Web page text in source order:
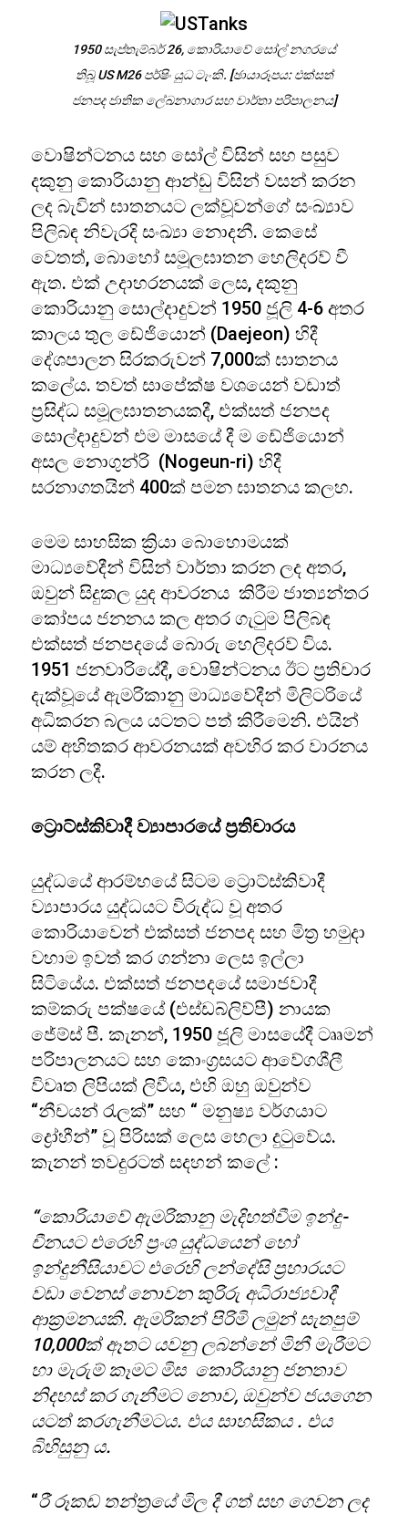
1950 සැප්තැම්බර් 26, කොරියාවේ සෝල් නගරයේ
තිබූ US M26 පර්ෂිං යුධ ටැංකි. [ඡායාරූපය: එක්සත්
ජනපද ජාතික ලේඛනාගාර සහ වාර්තා පරිපාලනය]
වොෂින්ටනය සහ සෝල් විසින් සහ පසුව
දකුනු කොරියානු ආන්ඩු විසින් වසන් කරන
ලද බැවින් ඝාතනයට ලක්වූවන්ගේ සංඛ්‍යාව
පිලිබඳ නිවැරදි සංඛ්‍යා නොදනී. කෙසේ
වෙතත්, බොහෝ සමූලඝාතන හෙලිදරව් වී
ඇත. එක් උදාහරනයක් ලෙස, දකුනු
කොරියානු සොල්දාදුවන් 1950 ජූලි 4-6 අතර
කාලය තුල ඩේජියොන් (Daejeon) හිදී
දේශපාලන සිරකරුවන් 7,000ක් ඝාතනය
කලේය. තවත් සාපේක්ෂ වශයෙන් වඩාත්
ප්‍රසිද්ධ සමූලඝාතනයකදී, එක්සත් ජනපද
සොල්දාදුවන් එම මාසයේ දී ම ඩේජියොන්
අසල නොගුන්රි (Nogeun-ri) හිදී
සරනාගතයින් 400ක් පමන ඝාතනය කලහ.
මෙම සාහසික ක්‍රියා බොහොමයක්
මාධ්‍යවේදීන් විසින් වාර්තා කරන ලද අතර,
ඔවුන් සිදුකල යුද ආවරනය කිරීම ජාත්‍යන්තර
කෝපය ජනනය කල අතර ගැටුම පිලිබඳ
එක්සත් ජනපදයේ බොරු හෙලිදරව් විය.
1951 ජනවාරියේදී, වොෂින්ටනය ඊට ප්‍රතිචාර
දැක්වූයේ ඇමරිකානු මාධ්‍යවේදීන් මිලිටරියේ
අධිකරන බලය යටතට පත් කිරීමෙනි. එයින්
යම් අහිතකර ආවරනයක් අවහිර කර වාරනය
කරන ලදී.
ට්‍රොට්ස්කිවාදී ව්‍යාපාරයේ ප්‍රතිචාරය
යුද්ධයේ ආරම්භයේ සිටම ට්‍රොට්ස්කිවාදී
ව්‍යාපාරය යුද්ධයට විරුද්ධ වූ අතර
කොරියාවෙන් එක්සත් ජනපද සහ මිත්‍ර හමුදා
වහාම ඉවත් කර ගන්නා ලෙස ඉල්ලා
සිටියේය. එක්සත් ජනපදයේ සමාජවාදී
කම්කරු පක්ෂයේ (එස්ඩබ්ලිව්පී) නායක
ජේම්ස් පී. කැනන්, 1950 ජූලි මාසයේදී ටෲමන්
පරිපාලනයට සහ කොංග්‍රසයට ආවේගශීලී
විවෘත ලිපියක් ලිවීය, එහි ඔහු ඔවුන්ව
“නීචයන් රැලක්” සහ “ මනුෂ්‍ය වර්ගයාට
ද්‍රෝහීන්” වූ පිරිසක් ලෙස හෙලා දුටුවේය.
කැනන් තවදුරටත් සදහන් කලේ :
“කොරියාවේ ඇමරිකානු මැදිහත්වීම ඉන්දු-
චීනයට එරෙහි ප්‍රංශ යුද්ධයෙන් හෝ
ඉන්දුනීසියාවට එරෙහි ලන්දේසි ප්‍රහාරයට
වඩා වෙනස් නොවන කුරිරු අධිරාජ්‍යවාදී
ආක්‍රමනයකි. ඇමරිකන් පිරිමි ලමුන් සැතපුම්
10,000ක් ඈතට යවනු ලබන්නේ මිනී මැරීමට
හා මැරුම් කෑමට මිස කොරියානු ජනතාව
නිදහස් කර ගැනීමට නොව, ඔවුන්ව ජයගෙන
යටත් කරගැනීමටය. එය සාහසිකය . එය
බිහිසුනු ය.
“රී රූකඩ තන්ත‍්‍රයේ මිල දී ගත් සහ ගෙවන ලද